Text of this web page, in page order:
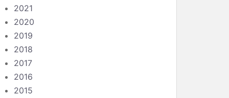
2021
2020
2019
2018
2017
2016
2015